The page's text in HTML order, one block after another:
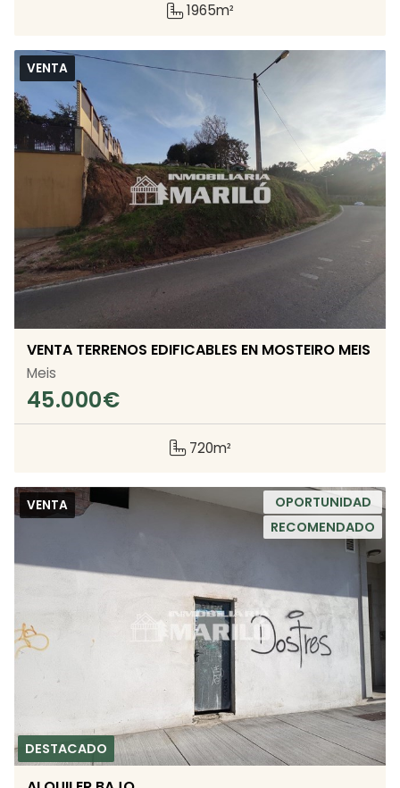
1965m²
VENTA
VENTA TERRENOS EDIFICABLES EN MOSTEIRO MEIS
45.000€
720m²
Meis
OPORTUNIDAD
RECOMENDADO
VENTA